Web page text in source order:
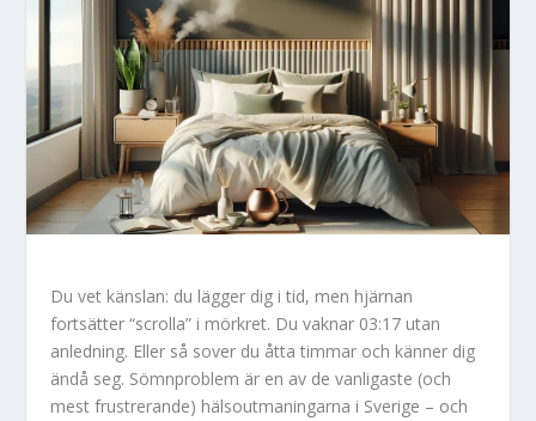
Du vet känslan: du lägger dig i tid, men hjärnan
fortsätter “scrolla” i mörkret. Du vaknar 03:17 utan
anledning. Eller så sover du åtta timmar och känner dig
ändå seg. Sömnproblem är en av de vanligaste (och
mest frustrerande) hälsoutmaningarna i Sverige – och